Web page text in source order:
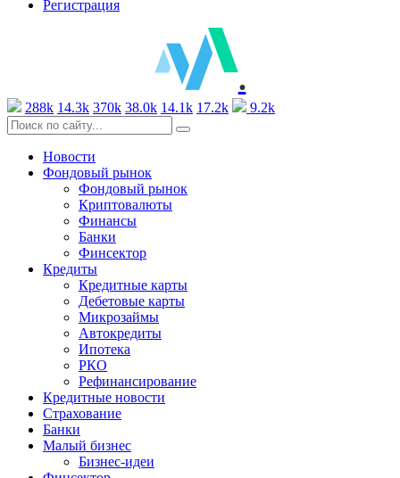
Регистрация
.
288k 14.3k 370k 38.0k 14.1k 17.2k 9.2k
Новости
Фондовый рынок
Фондовый рынок
Криптовалюты
Финансы
Банки
Финсектор
Кредиты
Кредитные карты
Дебетовые карты
Микрозаймы
Автокредиты
Ипотека
РКО
Рефинансирование
Кредитные новости
Страхование
Банки
Малый бизнес
Бизнес-идеи